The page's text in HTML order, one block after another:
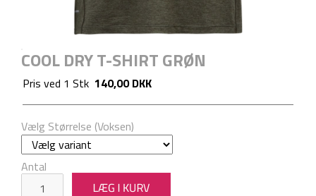
COOL DRY T-SHIRT GRØN
Pris ved 1 Stk 140,00 DKK
Vælg Størrelse (Voksen)
Antal